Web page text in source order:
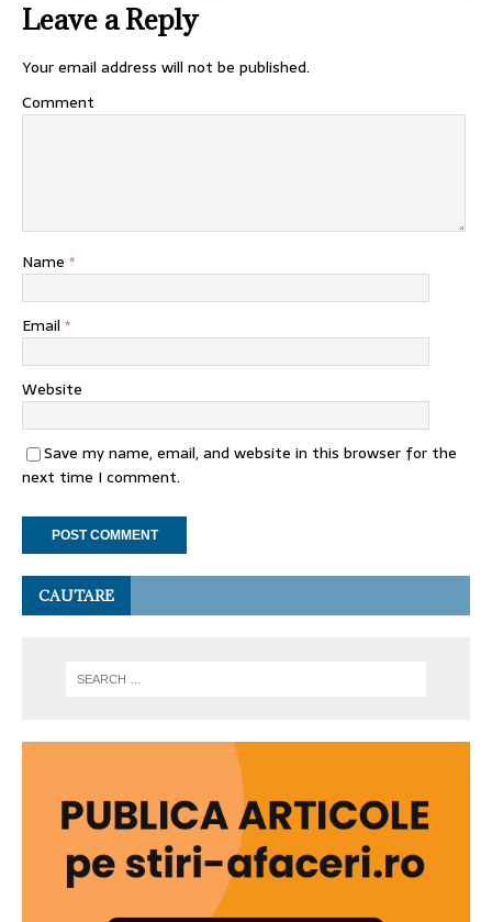
Leave a Reply
Your email address will not be published.
Comment
Name *
Email *
Website
Save my name, email, and website in this browser for the
next time I comment.
CAUTARE